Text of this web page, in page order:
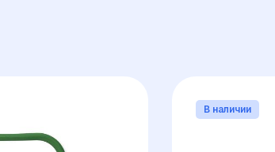
В наличии